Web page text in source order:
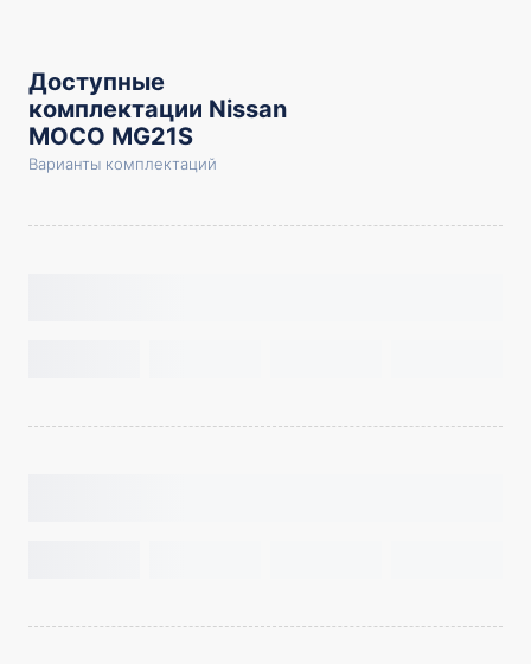
Доступные
комплектации Nissan
MOCO MG21S
Варианты комплектаций